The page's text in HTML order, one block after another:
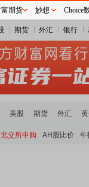
期货 外汇 银行
美股 期货 外汇
北交所申购 AH股比价 年
期货 妙想 Choice